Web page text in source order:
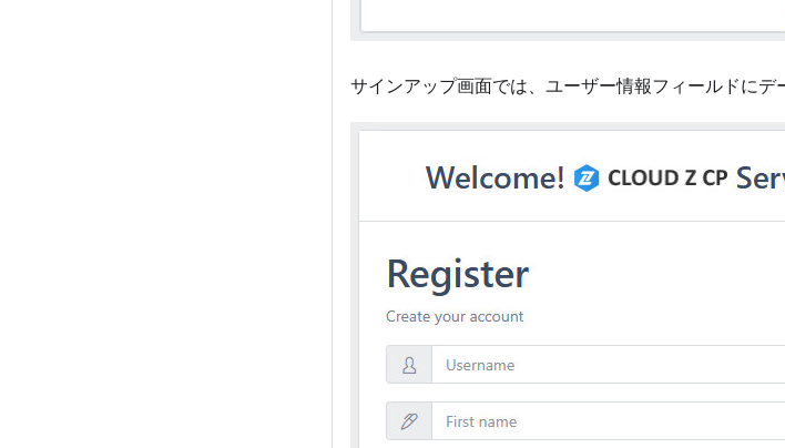
サインアップ画面では、ユーザー情報フィールドにデ